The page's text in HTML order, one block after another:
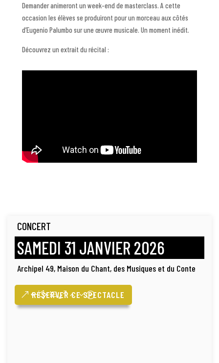
Demander animeront un week-end de masterclass. A cette
occasion les élèves se produiront pour un morceau aux côtés
d’Eugenio Palumbo sur une œuvre musicale. Un moment inédit.
Découvrez un extrait du récital :
CONCERT
SAMEDI 31 JANVIER 2026
Archipel 49, Maison du Chant, des Musiques et du Conte
RÉSERVER CE SPECTACLE